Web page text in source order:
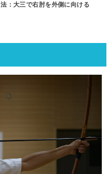
法：大三で右肘を外側に向ける